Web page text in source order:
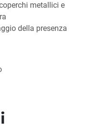
metallici e
della presenza